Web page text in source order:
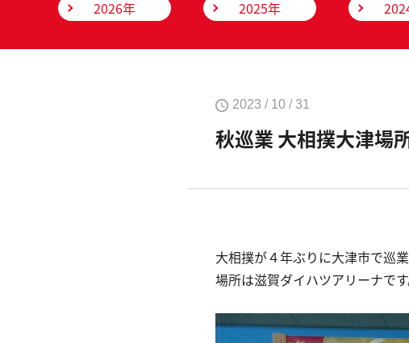
2026年 2025年
2023 / 10 / 31
秋巡業 大相撲大津場
大相撲が４年ぶりに大津市で巡
場所は滋賀ダイハツアリーナです